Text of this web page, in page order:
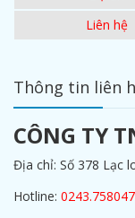
Liên hệ
Thông tin liên
CÔNG TY
Địa chỉ: Số 378 Lạc
Hotline: